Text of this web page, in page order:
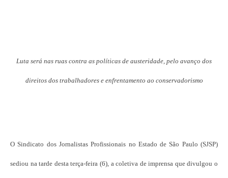
Luta será nas ruas contra as políticas de austeridade, pelo avanço dos
direitos dos trabalhadores e enfrentamento ao conservadorismo
O Sindicato dos Jornalistas Profissionais no Estado de São Paulo (SJSP)
sediou na tarde desta terça-feira (6), a coletiva de imprensa que divulgou o